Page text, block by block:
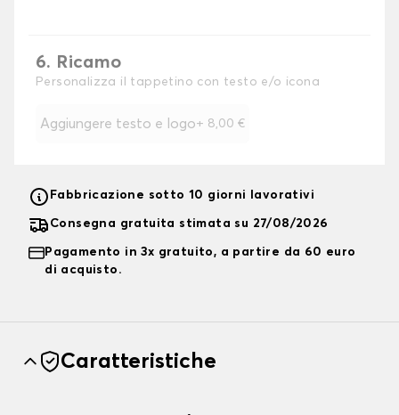
6. Ricamo
Personalizza il tappetino con testo e/o icona
Aggiungere testo e logo+ 8,00 €
Fabbricazione sotto 10 giorni lavorativi
Consegna gratuita stimata su 27/08/2026
Pagamento in 3x gratuito, a partire da 60 euro
di acquisto.
Caratteristiche